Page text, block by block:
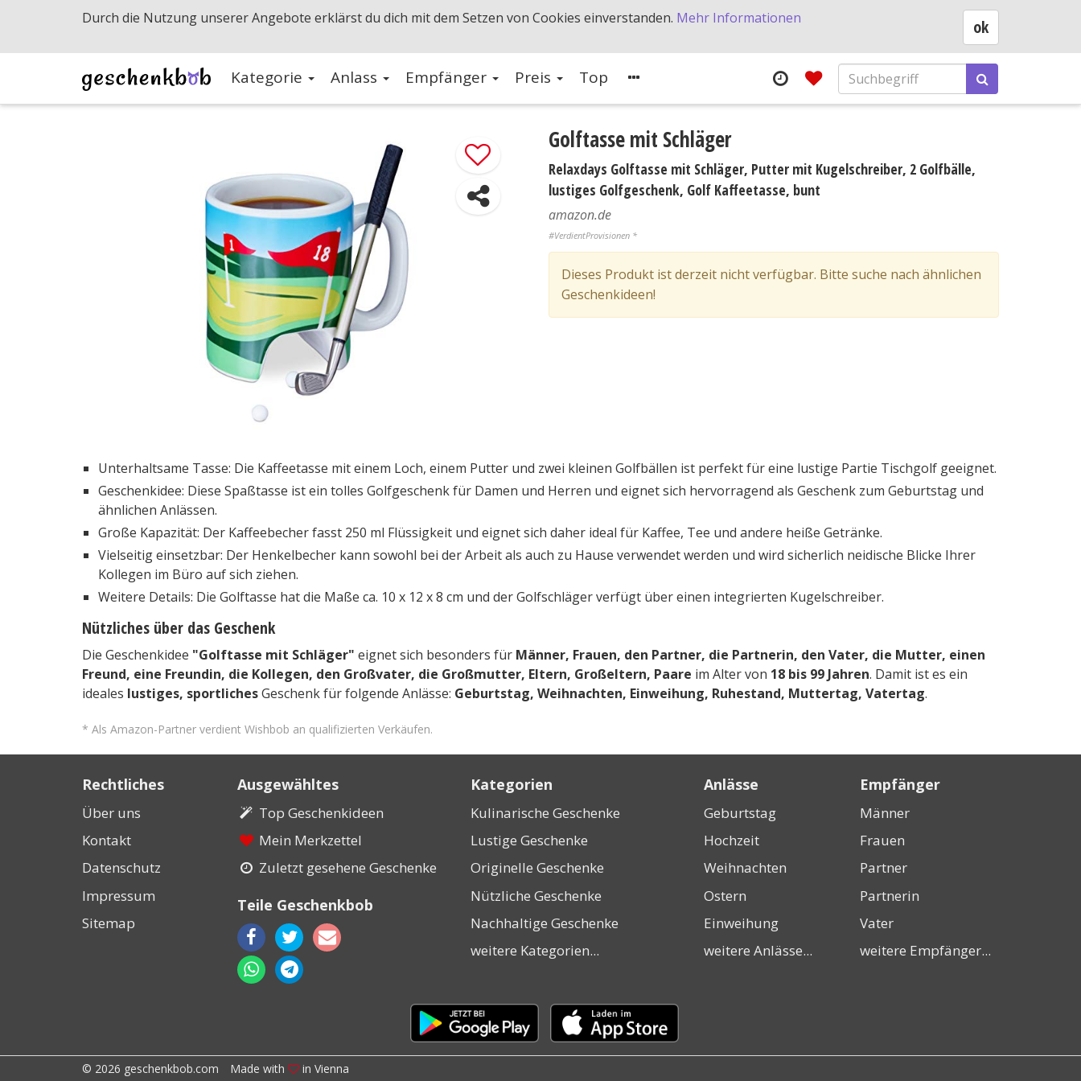
Kategorie Anlass Empfänger Preis Top
Golftasse mit Schläger
Relaxdays Golftasse mit Schläger, Putter mit Kugelschreiber, 2 Golfbälle,
lustiges Golfgeschenk, Golf Kaffeetasse, bunt
amazon.de
#VerdientProvisionen *
Dieses Produkt ist derzeit nicht verfügbar. Bitte suche nach ähnlichen
Geschenkideen!
Unterhaltsame Tasse: Die Kaffeetasse mit einem Loch, einem Putter und zwei kleinen Golfbällen ist perfekt für eine lustige Partie Tischgolf geeignet.
Geschenkidee: Diese Spaßtasse ist ein tolles Golfgeschenk für Damen und Herren und eignet sich hervorragend als Geschenk zum Geburtstag und
ähnlichen Anlässen.
Große Kapazität: Der Kaffeebecher fasst 250 ml Flüssigkeit und eignet sich daher ideal für Kaffee, Tee und andere heiße Getränke.
Vielseitig einsetzbar: Der Henkelbecher kann sowohl bei der Arbeit als auch zu Hause verwendet werden und wird sicherlich neidische Blicke Ihrer
Kollegen im Büro auf sich ziehen.
Weitere Details: Die Golftasse hat die Maße ca. 10 x 12 x 8 cm und der Golfschläger verfügt über einen integrierten Kugelschreiber.
Nützliches über das Geschenk
Die Geschenkidee "Golftasse mit Schläger" eignet sich besonders für Männer, Frauen, den Partner, die Partnerin, den Vater, die Mutter, einen
Freund, eine Freundin, die Kollegen, den Großvater, die Großmutter, Eltern, Großeltern, Paare im Alter von 18 bis 99 Jahren. Damit ist es ein
ideales lustiges, sportlichesGeschenk für folgende Anlässe: Geburtstag, Weihnachten, Einweihung, Ruhestand, Muttertag, Vatertag.
* Als Amazon-Partner verdient Wishbob an qualifizierten Verkäufen.
Rechtliches
Über uns
Kontakt
Datenschutz
Impressum
Sitemap
Ausgewähltes
Top Geschenkideen
Mein Merkzettel
Zuletzt gesehene Geschenke
Teile Geschenkbob
Kategorien
Kulinarische Geschenke
Lustige Geschenke
Originelle Geschenke
Nützliche Geschenke
Nachhaltige Geschenke
weitere Kategorien...
Anlässe
Geburtstag
Hochzeit
Weihnachten
Ostern
Einweihung
weitere Anlässe...
Empfänger
Männer
Frauen
Partner
Partnerin
Vater
weitere Empfänger...
Laden
im
Google
Laden
im
Apple
© 2026 geschenkbob.com Made with in Vienna
ok
Durch die Nutzung unserer Angebote erklärst du dich mit dem Setzen von Cookies einverstanden. Mehr Informationen